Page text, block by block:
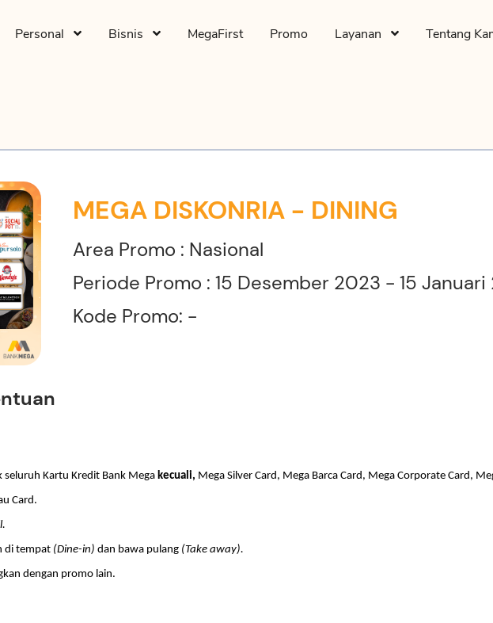
Personal Bisnis MegaFirst Promo Layanan Tentang
MEGA DISKONRIA - DINING
Area Promo : Nasional
Periode Promo : 15 Desember 2023 - 15
Kode Promo: -
Kartu Kredit Bank Megakecuali, Mega Silver Card, Mega Barca Card, Mega Corporate Card,
Card.
di tempat (Dine-in) dan bawa pulang (Take away).
dengan promo lain.